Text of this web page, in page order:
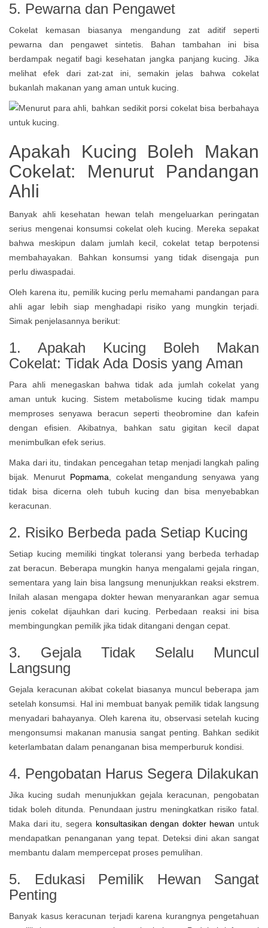
5. Pewarna dan Pengawet
Cokelat kemasan biasanya mengandung zat aditif seperti
pewarna dan pengawet sintetis. Bahan tambahan ini bisa
berdampak negatif bagi kesehatan jangka panjang kucing. Jika
melihat efek dari zat-zat ini, semakin jelas bahwa cokelat
bukanlah makanan yang aman untuk kucing.
Apakah Kucing Boleh Makan
Cokelat: Menurut Pandangan
Ahli
Banyak ahli kesehatan hewan telah mengeluarkan peringatan
serius mengenai konsumsi cokelat oleh kucing. Mereka sepakat
bahwa meskipun dalam jumlah kecil, cokelat tetap berpotensi
membahayakan. Bahkan konsumsi yang tidak disengaja pun
perlu diwaspadai.
Oleh karena itu, pemilik kucing perlu memahami pandangan para
ahli agar lebih siap menghadapi risiko yang mungkin terjadi.
Simak penjelasannya berikut:
1. Apakah Kucing Boleh Makan
Cokelat: Tidak Ada Dosis yang Aman
Para ahli menegaskan bahwa tidak ada jumlah cokelat yang
aman untuk kucing. Sistem metabolisme kucing tidak mampu
memproses senyawa beracun seperti theobromine dan kafein
dengan efisien. Akibatnya, bahkan satu gigitan kecil dapat
menimbulkan efek serius.
Maka dari itu, tindakan pencegahan tetap menjadi langkah paling
bijak. Menurut Popmama , cokelat mengandung senyawa yang
tidak bisa dicerna oleh tubuh kucing dan bisa menyebabkan
keracunan.
2. Risiko Berbeda pada Setiap Kucing
Setiap kucing memiliki tingkat toleransi yang berbeda terhadap
zat beracun. Beberapa mungkin hanya mengalami gejala ringan,
sementara yang lain bisa langsung menunjukkan reaksi ekstrem.
Inilah alasan mengapa dokter hewan menyarankan agar semua
jenis cokelat dijauhkan dari kucing. Perbedaan reaksi ini bisa
membingungkan pemilik jika tidak ditangani dengan cepat.
3. Gejala Tidak Selalu Muncul
Langsung
Gejala keracunan akibat cokelat biasanya muncul beberapa jam
setelah konsumsi. Hal ini membuat banyak pemilik tidak langsung
menyadari bahayanya. Oleh karena itu, observasi setelah kucing
mengonsumsi makanan manusia sangat penting. Bahkan sedikit
keterlambatan dalam penanganan bisa memperburuk kondisi.
4. Pengobatan Harus Segera Dilakukan
Jika kucing sudah menunjukkan gejala keracunan, pengobatan
tidak boleh ditunda. Penundaan justru meningkatkan risiko fatal.
Maka dari itu, segera konsultasikan dengan dokter hewan untuk
mendapatkan penanganan yang tepat. Deteksi dini akan sangat
membantu dalam mempercepat proses pemulihan.
5. Edukasi Pemilik Hewan Sangat
Penting
Banyak kasus keracunan terjadi karena kurangnya pengetahuan